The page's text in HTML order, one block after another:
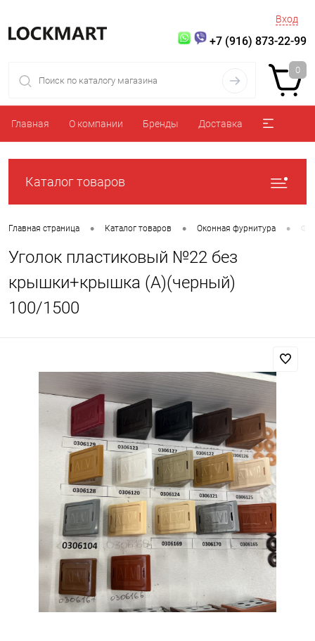
Вход
+7 (916) 873-22-99
0
Главная О компании Бренды Доставка
Каталог товаров
Главная страница • Каталог товаров • Оконная фурнитура •
Уголок пластиковый №22 без
крышки+крышка (А)(черный)
100/1500